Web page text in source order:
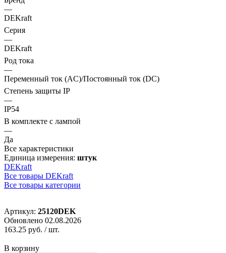
—
DEKraft
Серия
—
DEKraft
Род тока
—
Переменный ток (AC)/Постоянный ток (DC)
Степень защиты IP
—
IP54
В комплекте с лампой
—
Да
Все характеристики
Единица измерения: штук
DEKraft
Все товары DEKraft
Все товары категории
Артикул: 25120DEK
Обновлено 02.08.2026
163.25 руб. / шт.
В корзину